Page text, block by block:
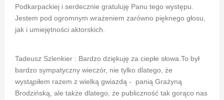
Podkarpackiej i serdecznie gratuluję Panu tego występu.
Jestem pod ogromnym wrażeniem zarówno pięknego głosu,
jak i umiejętności aktorskich.
Tadeusz Szlenkier : Bardzo dziękuję za ciepłe słowa.To był
bardzo sympatyczny wieczór, nie tylko dlatego, że
wystąpiłem razem z wielką gwiazdą - panią Grażyną
Brodzińską, ale także dlatego, że publiczność tak gorąco nas